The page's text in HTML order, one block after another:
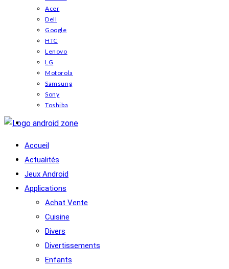
Acer
Dell
Google
HTC
Lenovo
LG
Motorola
Samsung
Sony
Toshiba
Accueil
Actualités
Jeux Android
Applications
Achat Vente
Cuisine
Divers
Divertissements
Enfants